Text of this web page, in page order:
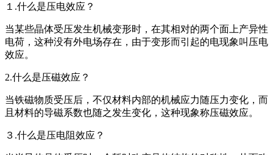
１.什么是压电效应？
当某些晶体受压发生机械变形时，在其相对的两个面上产异性
电荷，这种没有外电场存在，由于变形而引起的电现象叫压电
效应。
2.什么是压磁效应？
当铁磁物质受压后，不仅材料内部的机械应力随压力变化，而
且材料的导磁系数也随之发生变化，这种现象称压磁效应。
３.什么是压电阻效应？